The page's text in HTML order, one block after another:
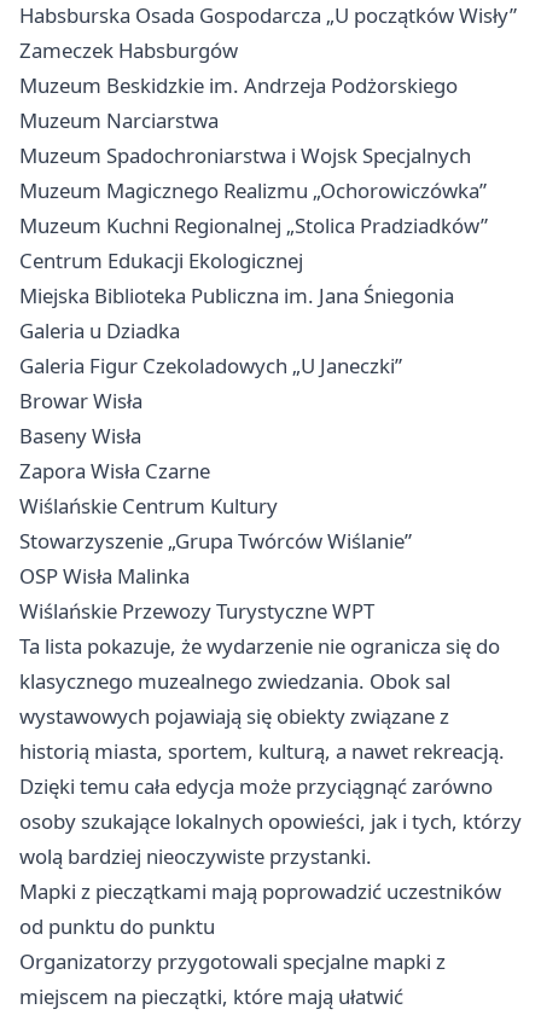
Habsburska Osada Gospodarcza „U początków Wisły”
Zameczek Habsburgów
Muzeum Beskidzkie im. Andrzeja Podżorskiego
Muzeum Narciarstwa
Muzeum Spadochroniarstwa i Wojsk Specjalnych
Muzeum Magicznego Realizmu „Ochorowiczówka”
Muzeum Kuchni Regionalnej „Stolica Pradziadków”
Centrum Edukacji Ekologicznej
Miejska Biblioteka Publiczna im. Jana Śniegonia
Galeria u Dziadka
Galeria Figur Czekoladowych „U Janeczki”
Browar Wisła
Baseny Wisła
Zapora Wisła Czarne
Wiślańskie Centrum Kultury
Stowarzyszenie „Grupa Twórców Wiślanie”
OSP Wisła Malinka
Wiślańskie Przewozy Turystyczne WPT
Ta lista pokazuje, że wydarzenie nie ogranicza się do
klasycznego muzealnego zwiedzania. Obok sal
wystawowych pojawiają się obiekty związane z
historią miasta, sportem, kulturą, a nawet rekreacją.
Dzięki temu cała edycja może przyciągnąć zarówno
osoby szukające lokalnych opowieści, jak i tych, którzy
wolą bardziej nieoczywiste przystanki.
Mapki z pieczątkami mają poprowadzić uczestników
od punktu do punktu
Organizatorzy przygotowali specjalne mapki z
miejscem na pieczątki, które mają ułatwić